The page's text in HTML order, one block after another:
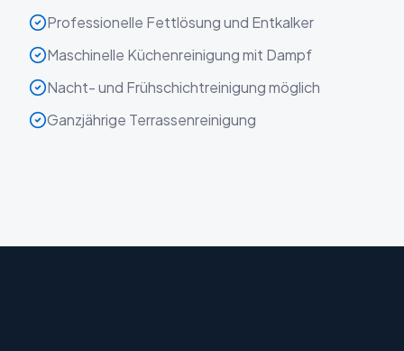
Professionelle Fettlösung und Entkalker
Maschinelle Küchenreinigung mit Dampf
Nacht- und Frühschichtreinigung möglich
Ganzjährige Terrassenreinigung